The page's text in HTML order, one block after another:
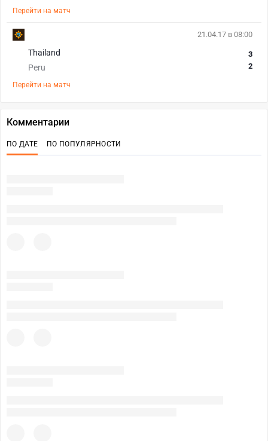
Перейти на матч
21.04.17 в 08:00
Thailand
Peru
3
2
Перейти на матч
Комментарии
ПО ДАТЕ ПО ПОПУЛЯРНОСТИ